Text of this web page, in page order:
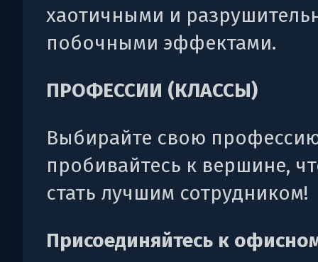
хаотичными и
побочными эффектами.
ПРОФЕССИИ (КЛАССЫ)
Выбирайте свою
пробивайтесь к вершине,
стать лучшим сотрудником!
Присоединяйтесь к